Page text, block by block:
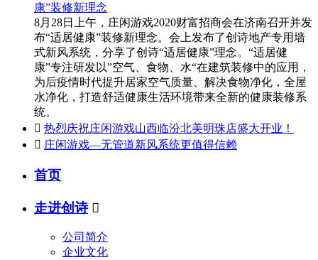
康”装修新理念
8月28日上午，庄闲游戏2020财富招商会在济南召开并发
布“适居健康”装修新理念。会上发布了创诗地产专用墙
式新风系统，分享了创诗“适居健康”理念。“适居健
康”专注研发以”空气、食物、水“在建筑装修中的应用，
为后疫情时代提升居家空气质量、解决食物净化，全屋
水净化，打造舒适健康生活环境带来全新的健康装修系
统。
 热烈庆祝庄闲游戏山西临汾北美明珠店盛大开业！
 庄闲游戏—无管道新风系统更值得信赖
首页
走进创诗 
公司简介
企业文化